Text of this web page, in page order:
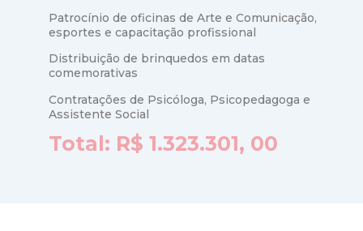
Patrocínio de oficinas de Arte e Comunicação,
esportes e capacitação profissional
Distribuição de brinquedos em datas
comemorativas
Contratações de Psicóloga, Psicopedagoga e
Assistente Social
Total: R$ 1.323.301, 00